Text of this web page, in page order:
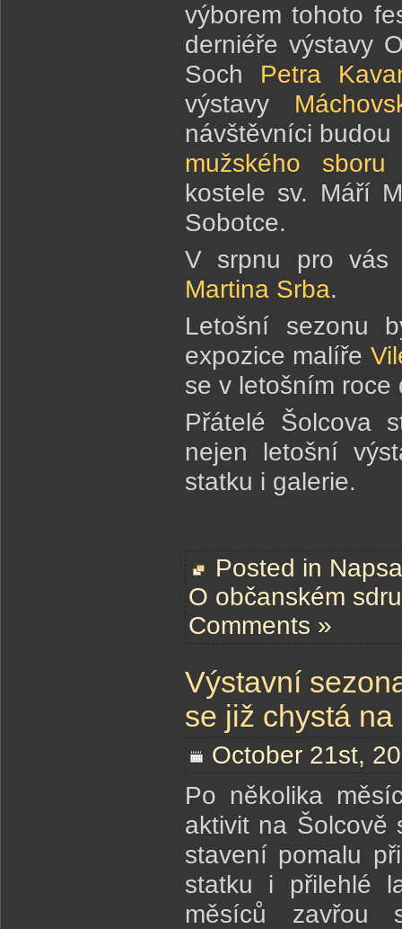
výborem tohoto
derniéře výstavy
Soch Petra
výstavy
návštěvníci
mužského sboru
kostele sv. Máří
Sobotce.
V srpnu pro vás
Martina Srba.
Letošní sezonu
expozice malíře
se v letošním roce
Přátelé Šolcova
nejen letošní
statku i galerie.
Posted in
O občanském
Comments »
Výstavní
se již chystá
October 21st,
Po několika
aktivit na Šolcově
stavení pomalu
statku i přilehlé
měsíců zavřou